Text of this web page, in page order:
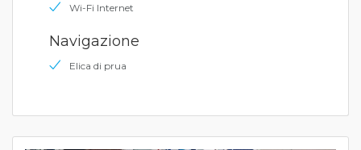
Wi-Fi Internet
Navigazione
Elica di prua